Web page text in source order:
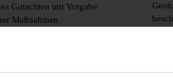
Gutachten mit Vorgabe
Maßnahmen
von Naturgefahren